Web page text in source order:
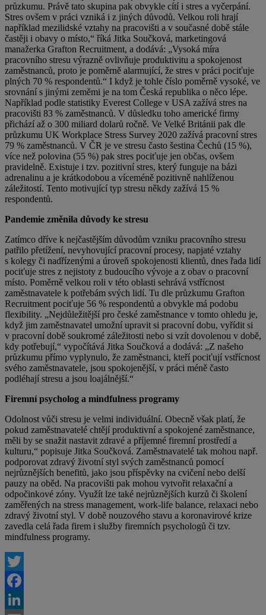
průzkumu. Právě tato skupina pak obvykle cítí i stres a vyčerpání.
Stres ovšem v práci vzniká i z jiných důvodů. Velkou roli hrají
například mezilidské vztahy na pracovišti a v současné době stále
častěji i obavy o místo,“ říká Jitka Součková, marketingová
manažerka Grafton Recruitment, a dodává: „Vysoká míra
pracovního stresu výrazně ovlivňuje produktivitu a spokojenost
zaměstnanců, proto je poměrně alarmující, že stres v práci pociťuje
plných 70 % respondentů.“ I když je tohle číslo poměrně vysoké, ve
srovnání s jinými zeměmi je na tom Česká republika o něco lépe.
Například podle statistiky Everest College v USA zažívá stres na
pracovišti 83 % zaměstnanců. V důsledku toho americké firmy
přichází až o 300 miliard dolarů ročně. Ve Velké Británii pak dle
průzkumu UK Workplace Stress Survey 2020 zažívá pracovní stres
79 % zaměstnanců. V ČR je ve stresu často šestina Čechů (15 %),
více než polovina (55 %) pak stres pociťuje jen občas, ovšem
pravidelně. Existuje i tzv. pozitivní stres, který funguje na bázi
adrenalinu a je krátkodobou a víceméně pozitivně nahlíženou
záležitostí. Tento motivující typ stresu někdy zažívá 15 %
respondentů.
Pandemie změnila důvody ke stresu
Zatímco dříve k nejčastějším důvodům vzniku pracovního stresu
patřilo přetížení, nevyhovující pracovní procesy, napjaté vztahy
s kolegy či nadřízenými a úroveň spokojenosti klientů, dnes řada lidí
pociťuje stres z nejistoty z budoucího vývoje a z obav o pracovní
místo. Poměrně velkou roli v této oblasti sehrává vstřícnost
zaměstnavatele k potřebám svých lidí. Tu dle průzkumu Grafton
Recruitment pociťuje 56 % respondentů a obvykle má podobu
flexibility. „Nejdůležitější pro české zaměstnance v tomto ohledu je,
když jim zaměstnavatel umožní upravit si pracovní dobu, vyřídit si
v pracovní době soukromé záležitosti nebo si vzít dovolenou v době,
kdy potřebují,“ vypočítává Jitka Součková a dodává: „Z našeho
průzkumu přímo vyplynulo, že zaměstnanci, kteří pociťují vstřícnost
svého zaměstnavatele, jsou spokojenější, v práci méně často
podléhají stresu a jsou loajálnější.“
Firemní psycholog a mindfulness programy
Odolnost vůči stresu je velmi individuální. Obecně však platí, že
pokud zaměstnavatelé chtějí produktivní a spokojené zaměstnance,
měli by se snažit nastavit zdravé a příjemné firemní prostředí a
kulturu,“ popisuje Jitka Součková. Zaměstnavatelé tak mohou např.
podporovat zdravý životní styl svých zaměstnanců pomocí
nejrůznějších benefitů, jako jsou příspěvky na cvičení nebo delší
pauzy na oběd. Na pracovišti pak mohou vytvořit relaxační a
odpočinkové zóny. Využít lze také nejrůznějších kurzů či školení
zaměřených na stress management, work-life balance, relaxaci nebo
zdravý životní styl. V době nouzového stavu a koronavirové krize
zavedla celá řada firem i služby firemních psychologů či tzv.
mindfulness programy.
Twitter
Facebook